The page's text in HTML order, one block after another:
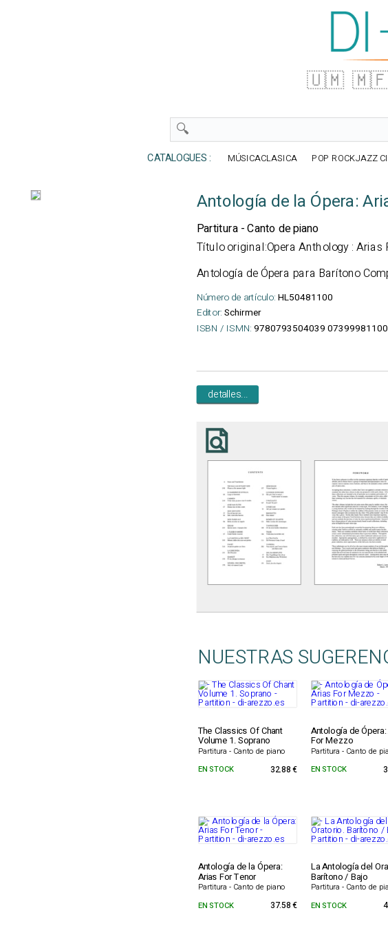
🇺🇲
CATALOGUES : MÚSICACLASICA POP ROCKJAZZ
Antología de la Ópera:
Partitura - Canto de piano
Título original:Opera Anthology : Arias
Antología de Ópera para Barítono
Número de artículo: HL50481100
Editor: Schirmer
ISBN / ISMN: 9780793504039
detalles...
NUESTRAS
The Classics Of Chant
Volume 1. Soprano
Partitura - Canto de piano
Antología de
For Mezzo
Partitura - Canto de
EN STOCK
32.88 € EN STOCK
Antología de la Ópera:
Arias For Tenor
Partitura - Canto de piano
La Antología del
Barítono / Bajo
Partitura - Canto de
EN STOCK
37.58 € EN STOCK